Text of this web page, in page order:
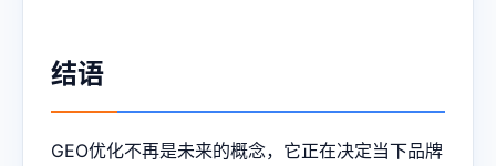
结语
GEO优化不再是未来的概念，它正在决定当下品牌